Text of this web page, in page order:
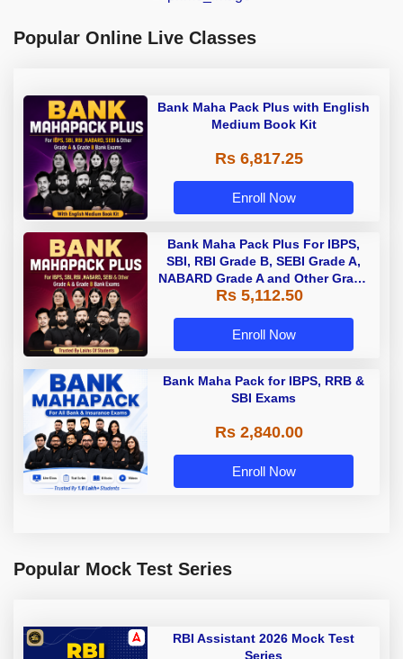
Popular Online Live Classes
Bank Maha Pack Plus with English
Medium Book Kit
Rs 6,817.25
Enroll Now
Bank Maha Pack Plus For IBPS,
SBI, RBI Grade B, SEBI Grade A,
NABARD Grade A and Other Grade
A & Grade B Bank Exams
Rs 5,112.50
Enroll Now
Bank Maha Pack for IBPS, RRB &
SBI Exams
Rs 2,840.00
Enroll Now
Popular Mock Test Series
RBI Assistant 2026 Mock Test
Series